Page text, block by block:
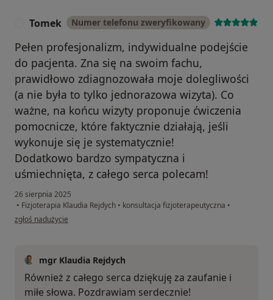
Tomek Numer telefonu zweryfikowany
Pełen profesjonalizm, indywidualne podejście
do pacjenta. Zna się na swoim fachu,
prawidłowo zdiagnozowała moje dolegliwości
(a nie była to tylko jednorazowa wizyta). Co
ważne, na końcu wizyty proponuje ćwiczenia
pomocnicze, które faktycznie działają, jeśli
wykonuje się je systematycznie!
Dodatkowo bardzo sympatyczna i
uśmiechnięta, z całego serca polecam!
26 sierpnia 2025
• Fizjoterapia Klaudia Rejdych • konsultacja fizjoterapeutyczna •
w opinii użytkownika Tomek
zgłoś nadużycie
mgr Klaudia Rejdych
Również z całego serca dziękuję za zaufanie i
miłe słowa. Pozdrawiam serdecznie!